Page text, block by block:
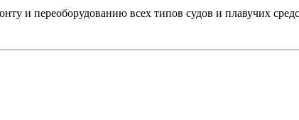
и переоборудованию всех типов судов и плавучих